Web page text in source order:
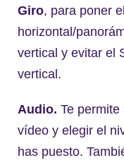
Giro, para poner
horizontal/
vertical y evitar el
vertical.
Audio. Te permite
vídeo y elegir el
has puesto.